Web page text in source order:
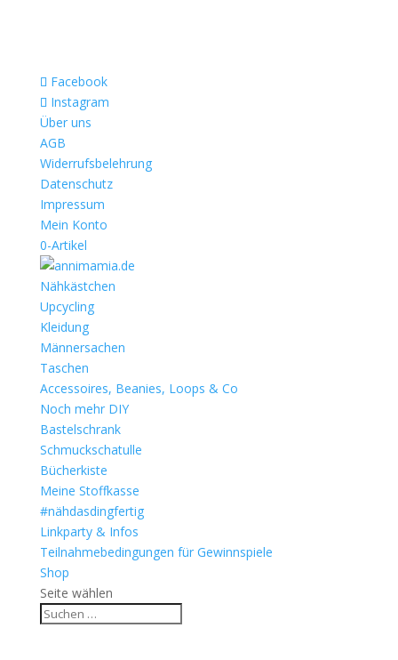
Facebook
Instagram
Über uns
AGB
Widerrufsbelehrung
Datenschutz
Impressum
Mein Konto
0-Artikel
Nähkästchen
Upcycling
Kleidung
Männersachen
Taschen
Accessoires, Beanies, Loops & Co
Noch mehr DIY
Bastelschrank
Schmuckschatulle
Bücherkiste
Meine Stoffkasse
#nähdasdingfertig
Linkparty & Infos
Teilnahmebedingungen für Gewinnspiele
Shop
Seite wählen